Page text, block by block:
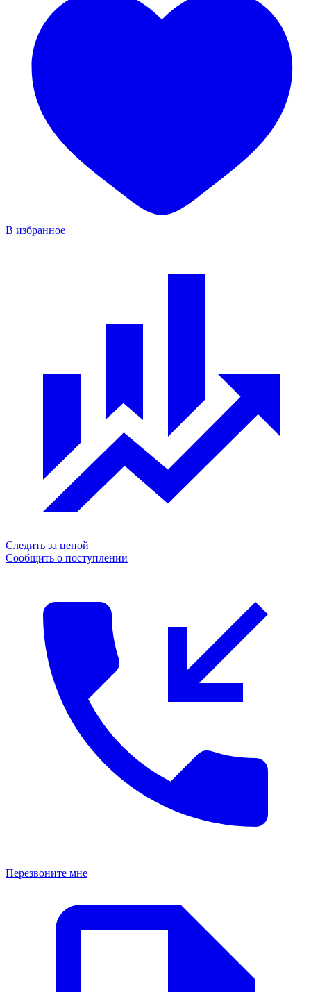
В избранное
Следить за ценой
Сообщить о поступлении
Перезвоните мне